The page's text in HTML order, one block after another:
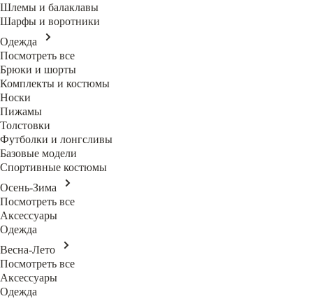
Шлемы и балаклавы
Шарфы и воротники
Одежда
Посмотреть все
Брюки и шорты
Комплекты и костюмы
Носки
Пижамы
Толстовки
Футболки и лонгсливы
Базовые модели
Спортивные костюмы
Осень-Зима
Посмотреть все
Аксессуары
Одежда
Весна-Лето
Посмотреть все
Аксессуары
Одежда